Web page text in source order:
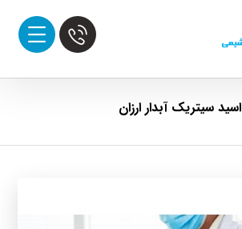
اسید سیتریک آبدار ارزان